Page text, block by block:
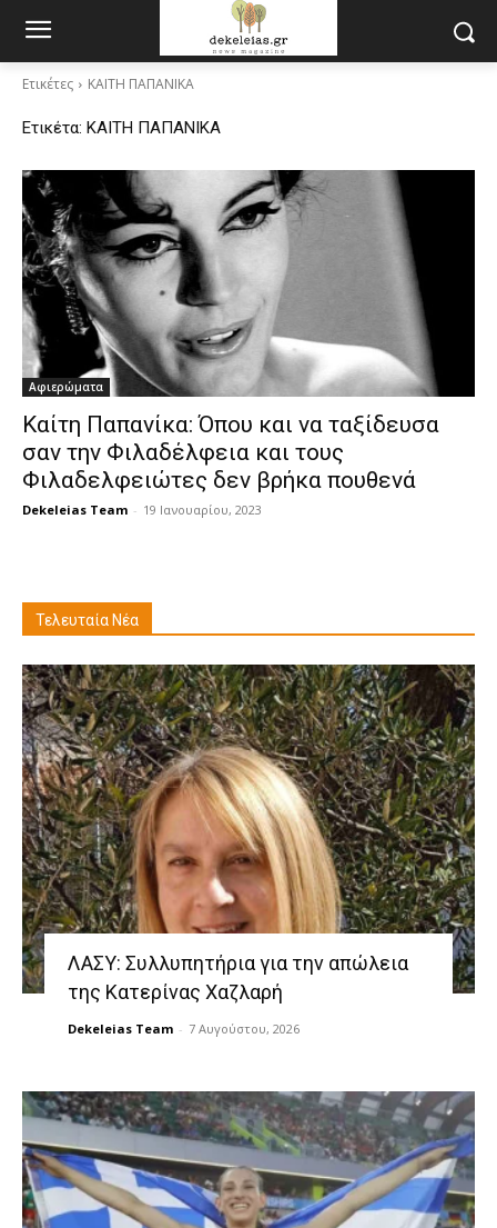
Ετικέτες ΚΑΙΤΗ ΠΑΠΑΝΙΚΑ
Ετικέτα: ΚΑΙΤΗ ΠΑΠΑΝΙΚΑ
Αφιερώματα
Καίτη Παπανίκα: Όπου και να ταξίδευσα
σαν την Φιλαδέλφεια και τους
Φιλαδελφειώτες δεν βρήκα πουθενά
Dekeleias Team - 19 Ιανουαρίου, 2023
Τελευταία Νέα
ΛΑΣΥ: Συλλυπητήρια για την απώλεια
της Κατερίνας Χαζλαρή
Dekeleias Team - 7 Αυγούστου, 2026